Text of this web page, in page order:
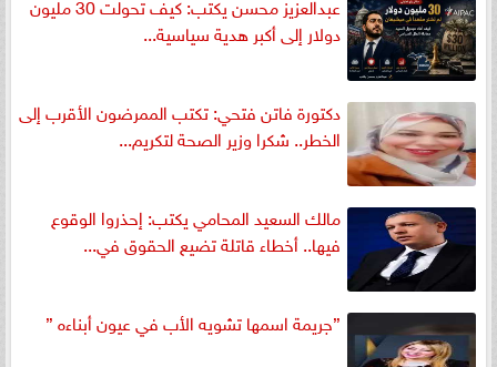
دولار إلى أكبر هدية سياسية...
دكتورة فاتن فتحي: تكتب الممرضون الأقرب إلى
الخطر.. شكرا وزير الصحة لتكريم...
مالك السعيد المحامي يكتب: إحذروا الوقوع
فيها.. أخطاء قاتلة تضيع الحقوق في...
”جريمة اسمها تشويه الأب في عيون أبناءه ”